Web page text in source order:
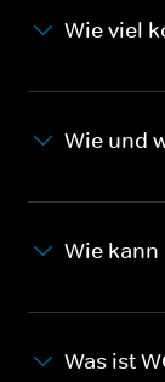
Wie viel
Wie und
Wie
Was ist